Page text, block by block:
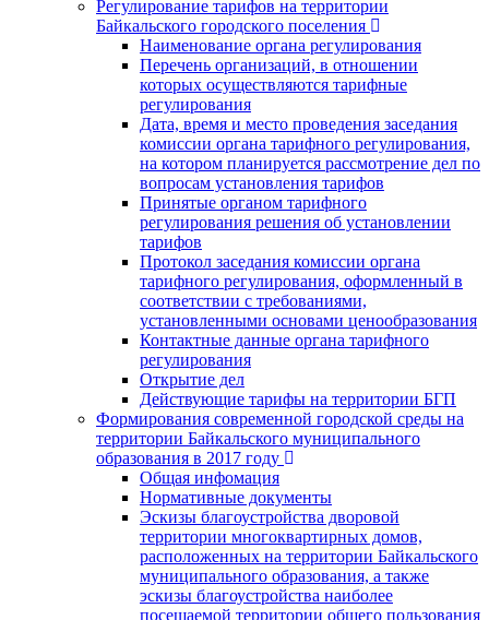
Регулирование тарифов на территории
Байкальского городского поселения
Наименование органа регулирования
Перечень организаций, в отношении
которых осуществляются тарифные
регулирования
Дата, время и место проведения заседания
комиссии органа тарифного регулирования,
на котором планируется рассмотрение дел по
вопросам установления тарифов
Принятые органом тарифного
регулирования решения об установлении
тарифов
Протокол заседания комиссии органа
тарифного регулирования, оформленный в
соответствии с требованиями,
установленными основами ценообразования
Контактные данные органа тарифного
регулирования
Открытие дел
Действующие тарифы на территории БГП
Формирования современной городской среды на
территории Байкальского муниципального
образования в 2017 году
Общая инфомация
Нормативные документы
Эскизы благоустройства дворовой
территории многоквартирных домов,
расположенных на территории Байкальского
муниципального образования, а также
эскизы благоустройства наиболее
посещаемой территории общего пользования